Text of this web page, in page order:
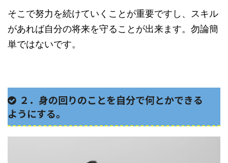
そこで努力を続けていくことが重要ですし、スキル
があれば自分の将来を守ることが出来ます。勿論簡
単ではないです。
２．身の回りのことを自分で何とかできる
ようにする。